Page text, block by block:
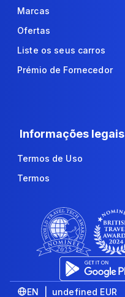
Marcas
Ofertas
Liste os seus carros
Prémio de Fornecedor
Informações legais
Termos de Uso
Termos
EN | undefined EUR